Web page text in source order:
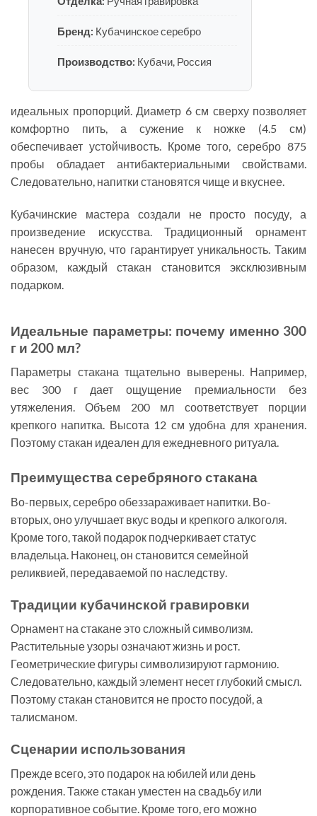
Бренд: Кубачинское серебро
Производство: Кубачи, Россия
идеальных пропорций. Диаметр 6 см сверху позволяет
комфортно пить, а сужение к ножке (4.5 см)
обеспечивает устойчивость. Кроме того, серебро 875
пробы обладает антибактериальными свойствами.
Следовательно, напитки становятся чище и вкуснее.
Кубачинские мастера создали не просто посуду, а
произведение искусства. Традиционный орнамент
нанесен вручную, что гарантирует уникальность. Таким
образом, каждый стакан становится эксклюзивным
подарком.
Идеальные параметры: почему именно 300
г и 200 мл?
Параметры стакана тщательно выверены. Например,
вес 300 г дает ощущение премиальности без
утяжеления. Объем 200 мл соответствует порции
крепкого напитка. Высота 12 см удобна для хранения.
Поэтому стакан идеален для ежедневного ритуала.
Преимущества серебряного стакана
Во-первых, серебро обеззараживает напитки. Во-
вторых, оно улучшает вкус воды и крепкого алкоголя.
Кроме того, такой подарок подчеркивает статус
владельца. Наконец, он становится семейной
реликвией, передаваемой по наследству.
Традиции кубачинской гравировки
Орнамент на стакане это сложный символизм.
Растительные узоры означают жизнь и рост.
Геометрические фигуры символизируют гармонию.
Следовательно, каждый элемент несет глубокий смысл.
Поэтому стакан становится не просто посудой, а
талисманом.
Сценарии использования
Прежде всего, это подарок на юбилей или день
рождения. Также стакан уместен на свадьбу или
корпоративное событие. Кроме того, его можно